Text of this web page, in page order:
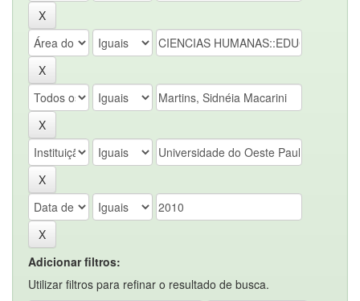
Adicionar filtros:
Utilizar filtros para refinar o resultado de busca.